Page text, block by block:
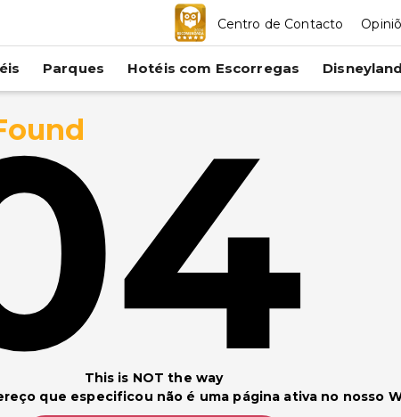
Centro de Contacto
Parques Hotéis com Escorregas
This is NOT the way
que especificou não é uma página ativa no nosso